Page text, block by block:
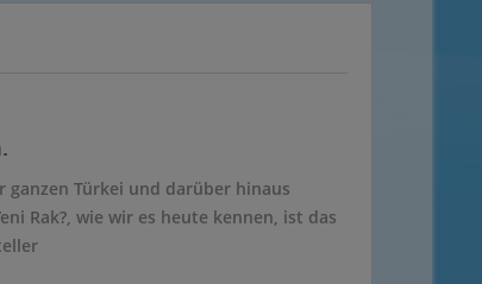
Türkei und darüber hinaus
Rak?, wie wir es heute kennen, ist das